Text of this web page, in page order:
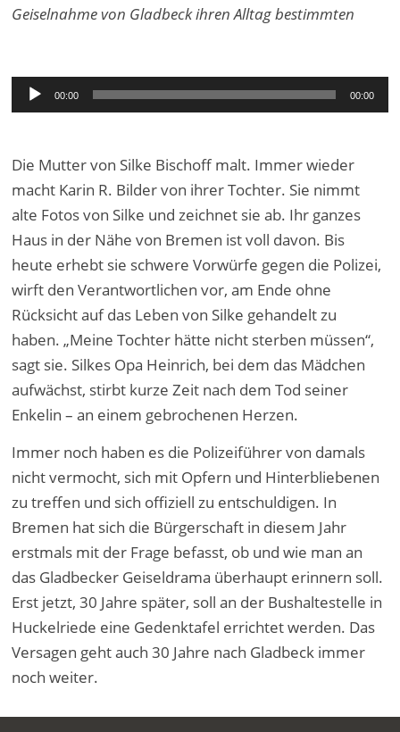
Geiselnahme von Gladbeck ihren Alltag bestimmten
Audio-
Player
00:00 00:00
Die Mutter von Silke Bischoff malt. Immer wieder
macht Karin R. Bilder von ihrer Tochter. Sie nimmt
alte Fotos von Silke und zeichnet sie ab. Ihr ganzes
Haus in der Nähe von Bremen ist voll davon. Bis
heute erhebt sie schwere Vorwürfe gegen die Polizei,
wirft den Verantwortlichen vor, am Ende ohne
Rücksicht auf das Leben von Silke gehandelt zu
haben. „Meine Tochter hätte nicht sterben müssen“,
sagt sie. Silkes Opa Heinrich, bei dem das Mädchen
aufwächst, stirbt kurze Zeit nach dem Tod seiner
Enkelin – an einem gebrochenen Herzen.
Immer noch haben es die Polizeiführer von damals
nicht vermocht, sich mit Opfern und Hinterbliebenen
zu treffen und sich offiziell zu entschuldigen. In
Bremen hat sich die Bürgerschaft in diesem Jahr
erstmals mit der Frage befasst, ob und wie man an
das Gladbecker Geiseldrama überhaupt erinnern soll.
Erst jetzt, 30 Jahre später, soll an der Bushaltestelle in
Huckelriede eine Gedenktafel errichtet werden. Das
Versagen geht auch 30 Jahre nach Gladbeck immer
noch weiter.